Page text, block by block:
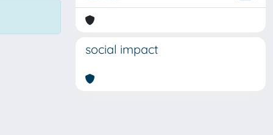
social impact